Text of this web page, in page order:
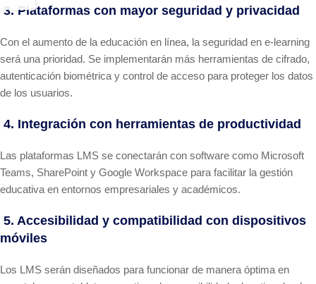
3. Plataformas con mayor seguridad y privacidad
Con el aumento de la educación en línea, la seguridad en e-learning
será una prioridad. Se implementarán más herramientas de cifrado,
autenticación biométrica y control de acceso para proteger los datos
de los usuarios.
4. Integración con herramientas de productividad
Las plataformas LMS se conectarán con software como Microsoft
Teams, SharePoint y Google Workspace para facilitar la gestión
educativa en entornos empresariales y académicos.
5. Accesibilidad y compatibilidad con dispositivos
móviles
Los LMS serán diseñados para funcionar de manera óptima en